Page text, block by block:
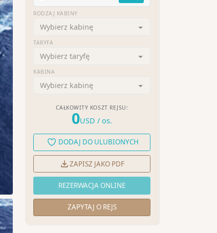
RODZAJ KABINY
Wybierz kabinę
TARYFA
Wybierz taryfę
KABINA
Wybierz kabinę
CAŁKOWITY KOSZT REJSU:
0USD / os.
DODAJ DO ULUBIONYCH
ZAPISZ JAKO PDF
REZERWACJA ONLINE
ZAPYTAJ O REJS